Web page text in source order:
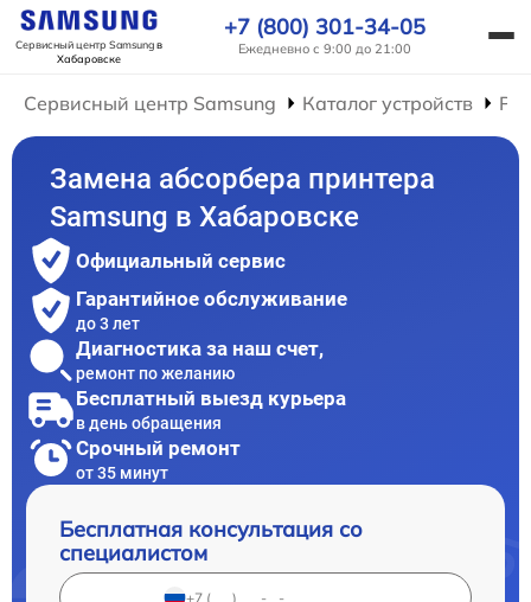
Сервисный центр Samsungв
Хабаровске
+7 (800) 301-34-05
Ежедневно с 9:00 до 21:00
Сервисный центр Samsung Каталог устройств
Замена абсорбера принтера
Samsung в Хабаровске
Официальный сервис
Гарантийное обслуживание
до 3 лет
Диагностика за наш счет,
ремонт по желанию
Бесплатный выезд курьера
в день обращения
Срочный ремонт
от 35 минут
Бесплатная консультация со
специалистом